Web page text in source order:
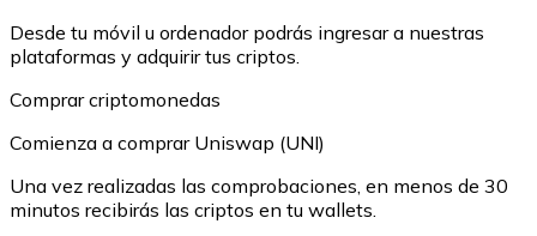
Desde tu móvil u ordenador podrás ingresar a nuestras
plataformas y adquirir tus criptos.
Comprar criptomonedas
Comienza a comprar Uniswap (UNI)
Una vez realizadas las comprobaciones, en menos de 30
minutos recibirás las criptos en tu wallets.